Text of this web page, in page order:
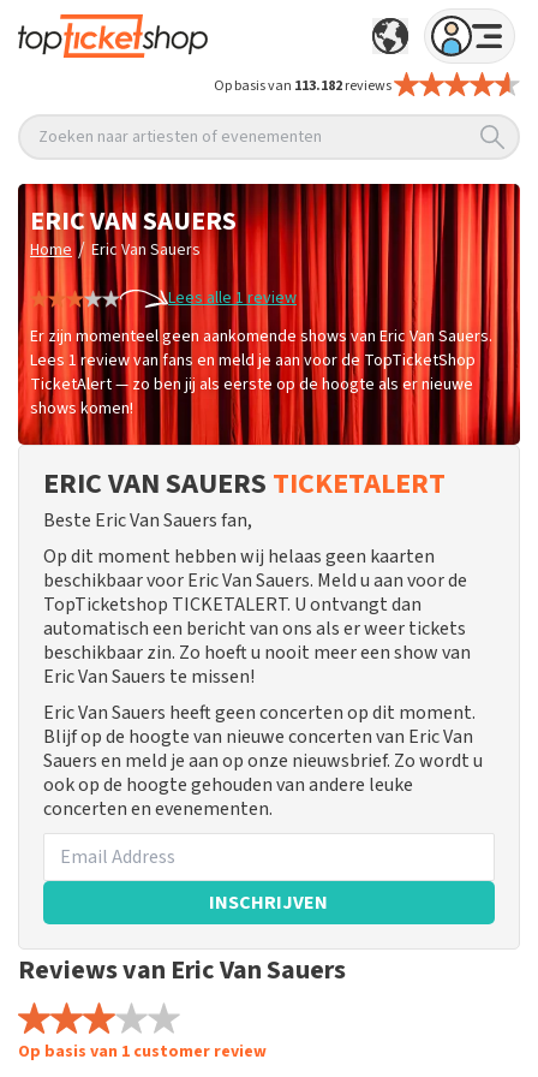
Op basis van 113.182reviews
Zoeken naar artiesten of evenementen
ERIC VAN SAUERS
Home / Eric Van Sauers
Lees alle 1 review
Er zijn momenteel geen aankomende shows van Eric Van Sauers.
Lees 1 review van fans en meld je aan voor de TopTicketShop
TicketAlert — zo ben jij als eerste op de hoogte als er nieuwe
shows komen!
ERIC VAN SAUERS TICKETALERT
Beste Eric Van Sauers fan,
Op dit moment hebben wij helaas geen kaarten
beschikbaar voor Eric Van Sauers. Meld u aan voor de
TopTicketshop TICKETALERT. U ontvangt dan
automatisch een bericht van ons als er weer tickets
beschikbaar zin. Zo hoeft u nooit meer een show van
Eric Van Sauers te missen!
Eric Van Sauers heeft geen concerten op dit moment.
Blijf op de hoogte van nieuwe concerten van Eric Van
Sauers en meld je aan op onze nieuwsbrief. Zo wordt u
ook op de hoogte gehouden van andere leuke
concerten en evenementen.
INSCHRIJVEN
Reviews van Eric Van Sauers
Op basis van 1 customer review